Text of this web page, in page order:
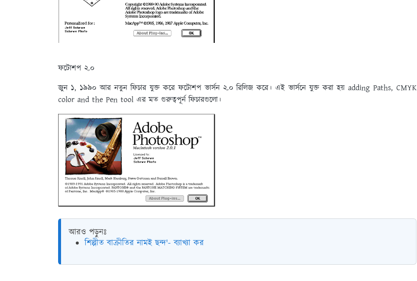
ফটোশপ ২.০
জুন ১, ১৯৯০ আর নতুন ফিচার যুক্ত করে ফটোশপ ভার্সন ২.০ রিলিজ করে। এই ভার্সনে যুক্ত করা হয় adding Paths, CMYK
color and the Pen tool এর মত গুরুত্বপূর্ন ফিচারগুলো।
আরও পড়ুনঃ
শিল্পীত বাক্রীতির নামই ছন্দ'- ব্যাখ্যা কর